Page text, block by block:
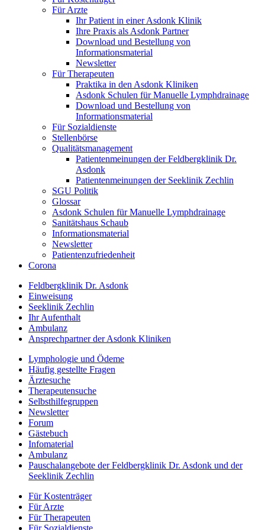
Für Arzte
Ihr Patient in einer Asdonk Klinik
Ihre Praxis als Asdonk Partner
Download und Bestellung von
Informationsmaterial
Newsletter
Für Therapeuten
Praktika in den Asdonk Kliniken
Asdonk Schulen für Manuelle Lymphdrainage
Download und Bestellung von
Informationsmaterial
Für Sozialdienste
Stellenbörse
Qualitätsmanagement
Patientenmeinungen der Feldbergklinik Dr.
Asdonk
Patientenmeinungen der Seeklinik Zechlin
SGU Politik
Glossar
Asdonk Schulen für Manuelle Lymphdrainage
Sanitätshaus Schaub
Informationsmaterial
Newsletter
Patientenzufriedenheit
Corona
Feldbergklinik Dr. Asdonk
Einweisung
Seeklinik Zechlin
Ihr Aufenthalt
Ambulanz
Ansprechpartner der Asdonk Kliniken
Lymphologie und Ödeme
Häufig gestellte Fragen
Ärztesuche
Therapeutensuche
Selbsthilfegruppen
Newsletter
Forum
Gästebuch
Infomaterial
Ambulanz
Pauschalangebote der Feldbergklinik Dr. Asdonk und der
Seeklinik Zechlin
Für Kostenträger
Für Arzte
Für Therapeuten
Für Sozialdienste